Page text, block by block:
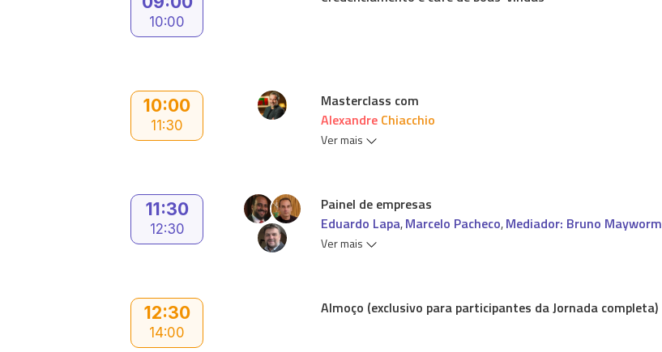
10:00
10:00
11:30
Masterclass com
Alexandre Chiacchio
Ver mais
11:30
12:30
Painel de empresas
Eduardo Lapa,Marcelo Pacheco,Mediador: Bruno Mayworm
Ver mais
12:30
14:00
Almoço (exclusivo para participantes da Jornada completa)